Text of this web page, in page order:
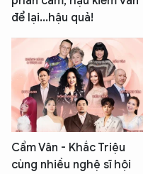
để lại...hậu quả!
Cẩm Vân - Khắc Triệu
cùng nhiều nghệ sĩ hội